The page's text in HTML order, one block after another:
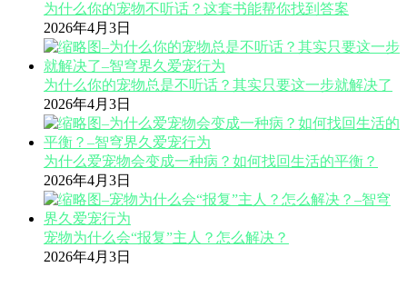
为什么你的宠物不听话？这套书能帮你找到答案
2026年4月3日
为什么你的宠物总是不听话？其实只要这一步就解决了
2026年4月3日
为什么爱宠物会变成一种病？如何找回生活的平衡？
2026年4月3日
宠物为什么会“报复”主人？怎么解决？
2026年4月3日